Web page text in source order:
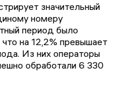
значительный
номеру
период было
на 12,2% превышает
Из них операторы
обработали 6 330